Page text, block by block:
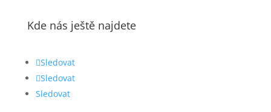
Kde nás ještě najdete
Sledovat
Sledovat
Sledovat